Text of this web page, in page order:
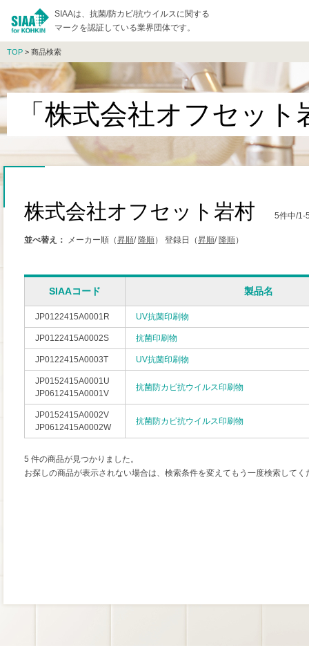
SIAAは、抗菌/防カビ/抗ウイルスに関する
マークを認証している業界団体です。
TOP > 商品検索
「株式会社オフセッ
株式会社オフセット岩村 5件中/1-
並べ替え： メーカー順（昇順/ 降順） 登録日（昇順/ 降順）
SIAAコード 製品名
JP0122415A0001R UV抗菌印刷物
JP0122415A0002S 抗菌印刷物
JP0122415A0003T UV抗菌印刷物
JP0152415A0001U
JP0612415A0001V
抗菌防カビ抗ウイルス印刷物
JP0152415A0002V
JP0612415A0002W
抗菌防カビ抗ウイルス印刷物
5 件の商品が見つかりました。
お探しの商品が表示されない場合は、検索条件を変えてもう一度検索してく